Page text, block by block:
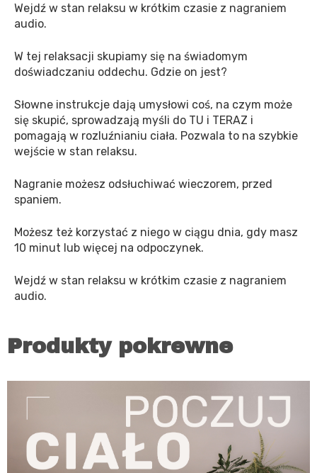
Wejdź w stan relaksu w krótkim czasie z nagraniem
audio.
W tej relaksacji skupiamy się na świadomym
doświadczaniu oddechu. Gdzie on jest?
Słowne instrukcje dają umysłowi coś, na czym może
się skupić, sprowadzają myśli do TU i TERAZ i
pomagają w rozluźnianiu ciała. Pozwala to na szybkie
wejście w stan relaksu.
Nagranie możesz odsłuchiwać wieczorem, przed
spaniem.
Możesz też korzystać z niego w ciągu dnia, gdy masz
10 minut lub więcej na odpoczynek.
Wejdź w stan relaksu w krótkim czasie z nagraniem
audio.
Produkty pokrewne